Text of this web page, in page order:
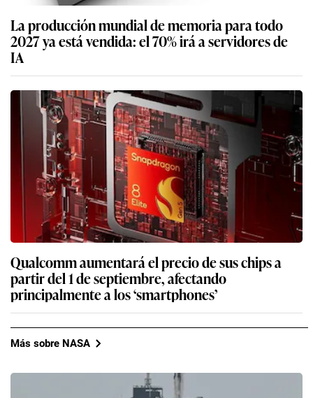
La producción mundial de memoria para todo
2027 ya está vendida: el 70% irá a servidores de
IA
Qualcomm aumentará el precio de sus chips a
partir del 1 de septiembre, afectando
principalmente a los ‘smartphones’
Más sobre NASA